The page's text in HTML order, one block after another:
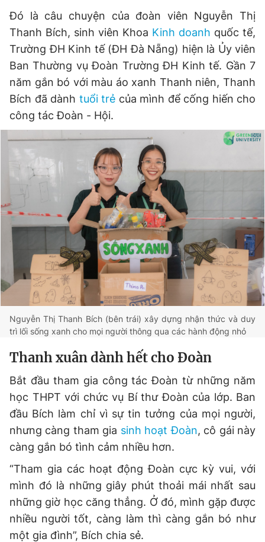
Tiện ích Bạn cần biết
Thông tin tòa soạn Liên hệ quảng cáo
Đọc Thanh Niên trên điện thoại
Theo dõi báo trên
0906 645 777
Liên hệ quảng cáo
0908 780 404
Đặt báo Quảng cáo RSS Tòa soạn Chính sách bảo
Tổng biên tập: Nguyễn Ngọc Toàn
Phó tổng biên tập thường trực: Hải Thành
Phó tổng biên tập: Lâm Hiếu Dũng
Phó tổng biên tập: Trần Việt Hưng
© 2003-2026 Bản quyền thuộc về Báo Thanh Niên. Cấm sao
chép dưới mọi hình thức nếu không có sự chấp thuận bằng văn
bản. Phát triển bởi ePi Technologies, JSC.
Đó là câu chuyện của đoàn viên Nguyễn Thị
Thanh Bích, sinh viên Khoa Kinh doanh quốc tế,
Trường ĐH Kinh tế (ĐH Đà Nẵng) hiện là Ủy viên
Ban Thường vụ Đoàn Trường ĐH Kinh tế. Gần 7
năm gắn bó với màu áo xanh Thanh niên, Thanh
Bích đã dành tuổi trẻ của mình để cống hiến cho
công tác Đoàn - Hội.
Nguyễn Thị Thanh Bích (bên trái) xây dựng nhận thức và duy
trì lối sống xanh cho mọi người thông qua các hành động nhỏ
Thanh xuân dành hết cho Đoàn
Bắt đầu tham gia công tác Đoàn từ những năm
học THPT với chức vụ Bí thư Đoàn của lớp. Ban
đầu Bích làm chỉ vì sự tin tưởng của mọi người,
nhưng càng tham gia sinh hoạt Đoàn, cô gái này
càng gắn bó tình cảm nhiều hơn.
“Tham gia các hoạt động Đoàn cực kỳ vui, với
mình đó là những giây phút thoải mái nhất sau
những giờ học căng thẳng. Ở đó, mình gặp được
nhiều người tốt, càng làm thì càng gắn bó như
một gia đình”, Bích chia sẻ.